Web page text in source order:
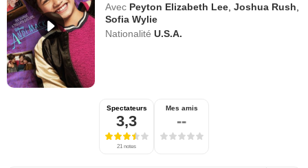
Avec Peyton Elizabeth Lee ,Joshua Rush
Sofia Wylie
Nationalité U.S.A.
Spectateurs
3,3
21 notes
Mes amis
--